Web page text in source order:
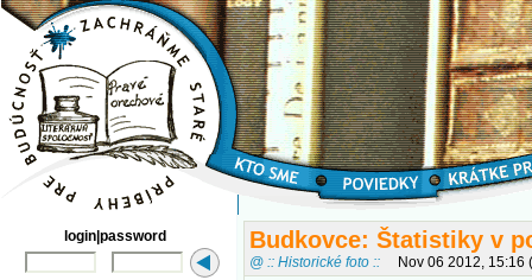
login|password Budkovce: Štatistiky v
@ :: Historické foto :: Nov 06 2012, 15:16